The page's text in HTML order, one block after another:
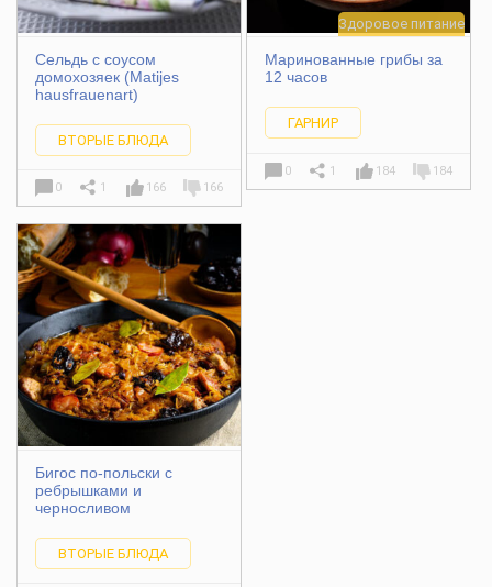
Сельдь с соусом
домохозяек (Matijes
hausfrauenart)
ВТОРЫЕ БЛЮДА
0 1 166 166
Здоровое питание
Маринованные грибы за
12 часов
ГАРНИР
0 1 184 184
Бигос по-польски с
ребрышками и
черносливом
ВТОРЫЕ БЛЮДА